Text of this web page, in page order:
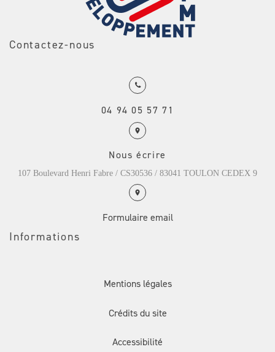
Contactez-nous
04 94 05 57 71
Nous écrire
107 Boulevard Henri Fabre / CS30536 / 83041 TOULON CEDEX 9
Formulaire email
Informations
Mentions légales
Crédits du site
Accessibilité